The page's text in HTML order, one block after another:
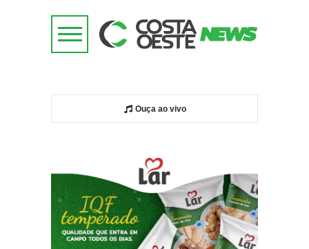
Ouça ao vivo